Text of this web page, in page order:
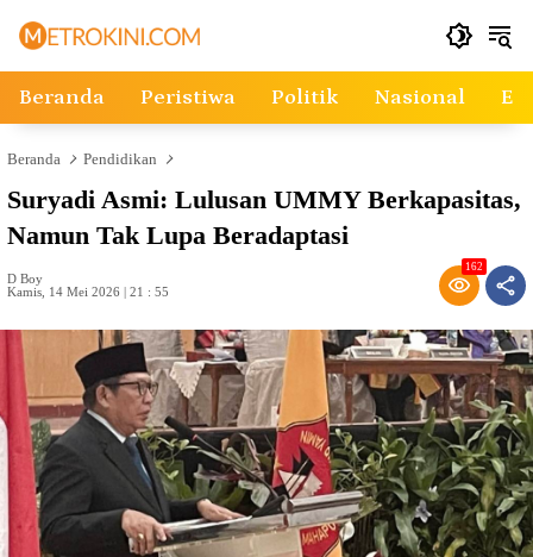
Beranda Peristiwa Politik Nasional
Beranda Pendidikan
Suryadi Asmi: Lulusan UMMY Berkapasitas,
Namun Tak Lupa Beradaptasi
D Boy
Kamis, 14 Mei 2026 | 21 : 55
162